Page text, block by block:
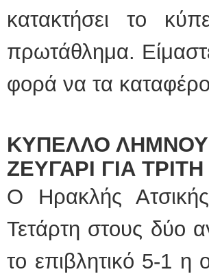
κατακτήσει το
πρωτάθλημα.
φορά να τα
ΚΥΠΕΛΛΟ ΛΗΜΝΟΥ
ΖΕΥΓΑΡΙ ΓΙΑ
Ο Ηρακλής
Τετάρτη στους δύο
το επιβλητικό 5-1 η